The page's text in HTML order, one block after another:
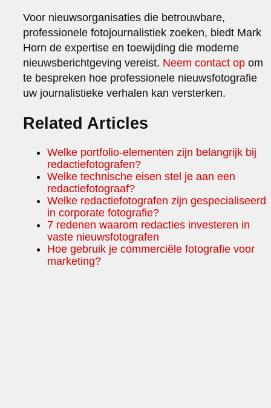
Voor nieuwsorganisaties die betrouwbare,
professionele fotojournalistiek zoeken, biedt Mark
Horn de expertise en toewijding die moderne
nieuwsberichtgeving vereist. Neem contact op om
te bespreken hoe professionele nieuwsfotografie
uw journalistieke verhalen kan versterken.
Related Articles
Welke portfolio-elementen zijn belangrijk bij
redactiefotografen?
Welke technische eisen stel je aan een
redactiefotograaf?
Welke redactiefotografen zijn gespecialiseerd
in corporate fotografie?
7 redenen waarom redacties investeren in
vaste nieuwsfotografen
Hoe gebruik je commerciële fotografie voor
marketing?